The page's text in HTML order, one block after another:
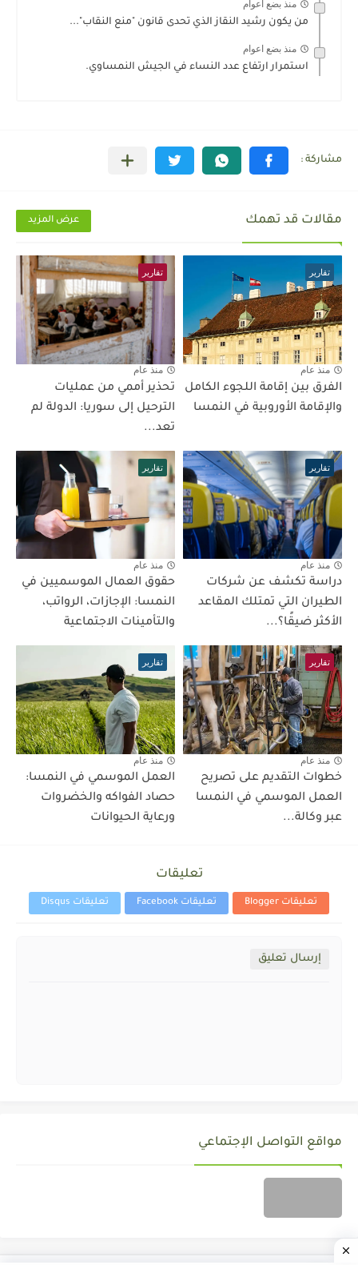
منذ بضع اعوام
من يكون رشيد النقاز الذي تحدى قانون "منع النقاب"...
منذ بضع اعوام
استمرار ارتفاع عدد النساء في الجيش النمساوي.
مقالات قد تهمك عرض المزيد
تقارير
منذ عام
الفرق بين إقامة اللجوء الكامل
والإقامة الأوروبية في النمسا
تقارير
منذ عام
تحذير أممي من عمليات
الترحيل إلى سوريا: الدولة لم
تعد...
تقارير
منذ عام
دراسة تكشف عن شركات
الطيران التي تمتلك المقاعد
الأكثر ضيقًا؟...
تقارير
منذ عام
حقوق العمال الموسميين في
النمسا: الإجازات، الرواتب،
والتأمينات الاجتماعية
تقارير
منذ عام
خطوات التقديم على تصريح
العمل الموسمي في النمسا
عبر وكالة...
تقارير
منذ عام
العمل الموسمي في النمسا:
حصاد الفواكه والخضروات
ورعاية الحيوانات
تعليقات
تعليقات Blogger تعليقات Facebook تعليقات Disqus
إرسال تعليق
مواقع التواصل الإجتماعي